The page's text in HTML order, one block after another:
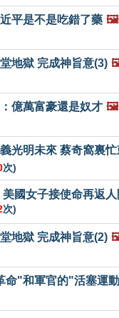
平是不是吃錯了藥
地獄 完成神旨意(3)
億萬富豪還是奴才 🖼️
光明未來 蔡奇窩裏
次)
國女子接使命再返
次)
地獄 完成神旨意(2)
命"和軍官的"活塞運